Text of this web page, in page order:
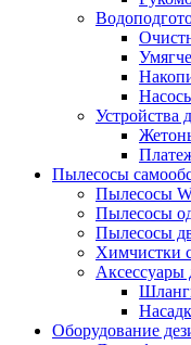
Устройства
Пылесосы
Пылесосы
Пылесосы
Пылесосы
Химчистки
Аксессуары
Оборудование